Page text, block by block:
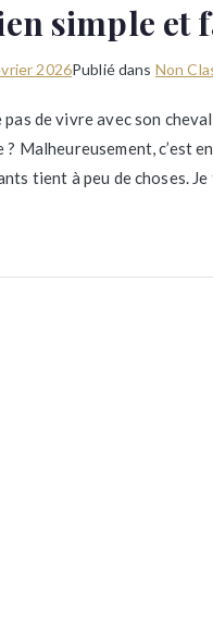
simple et
2026Publié dans Non
de vivre avec son
c’est
tient à peu de choses.